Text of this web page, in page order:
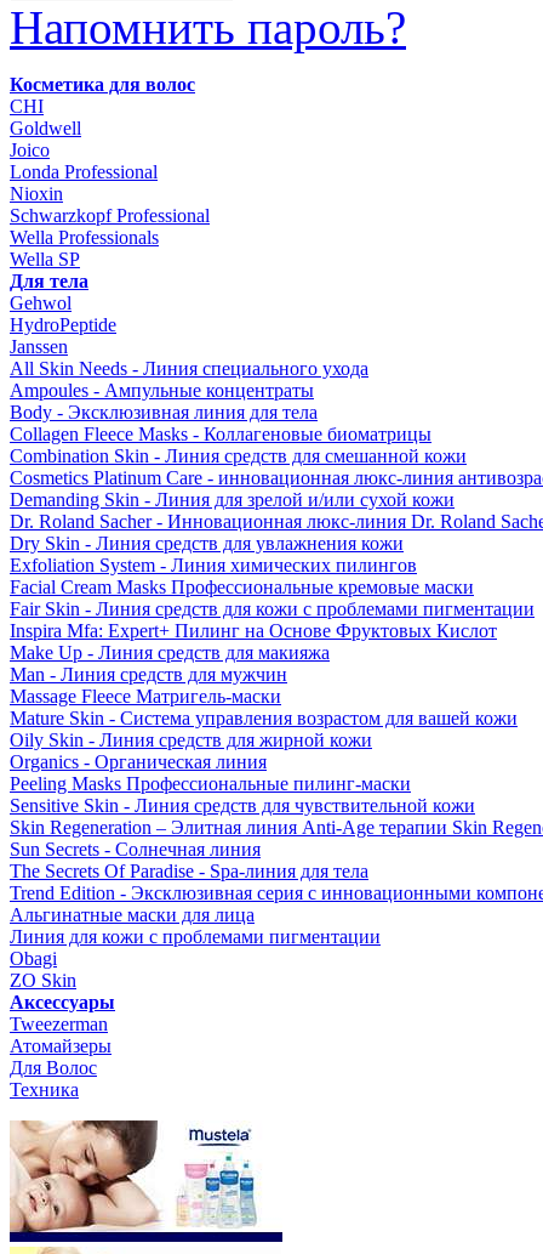
Напомнить пароль?
Косметика для волос
CHI
Goldwell
Joico
Londa Professional
Nioxin
Schwarzkopf Professional
Wella Professionals
Wella SP
Для тела
Gehwol
HydroPeptide
Janssen
All Skin Needs - Линия специального ухода
Ampoules - Ампульные концентраты
Body - Эксклюзивная линия для тела
Collagen Fleece Masks - Коллагеновые биоматрицы
Combination Skin - Линия средств для смешанной кожи
Cosmetics Platinum Care - инновационная люкс-линия
Demanding Skin - Линия для зрелой и/или сухой кожи
Dr. Roland Sacher - Инновационная люкс-линия Dr. Roland
Dry Skin - Линия средств для увлажнения кожи
Exfoliation System - Линия химических пилингов
Facial Cream Masks Профессиональные кремовые маски
Fair Skin - Линия средств для кожи с проблемами пигментации
Inspira Mfa: Expert+ Пилинг на Основе Фруктовых Кислот
Make Up - Линия средств для макияжа
Man - Линия средств для мужчин
Massage Fleece Матригель-маски
Mature Skin - Система управления возрастом для вашей кожи
Oily Skin - Линия средств для жирной кожи
Organics - Органическая линия
Peeling Masks Профессиональные пилинг-маски
Sensitive Skin - Линия средств для чувствительной кожи
Skin Regeneration – Элитная линия Anti-Age терапии Skin
Sun Secrets - Солнечная линия
The Secrets Of Paradise - Spa-линия для тела
Trend Edition - Эксклюзивная серия с инновационными
Альгинатные маски для лица
Линия для кожи с проблемами пигментации
Obagi
ZO Skin
Aксессуары
Tweezerman
Атомайзеры
Для Волос
Техника